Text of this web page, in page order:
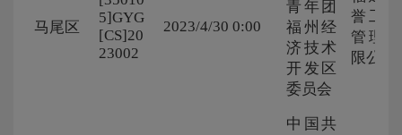
马尾区
5]GYG
[CS]20
23002
2023/4/30 0:00
青年团
福州经
济技术
开发区
委员会
誉工程
管理有
限公司
中国共